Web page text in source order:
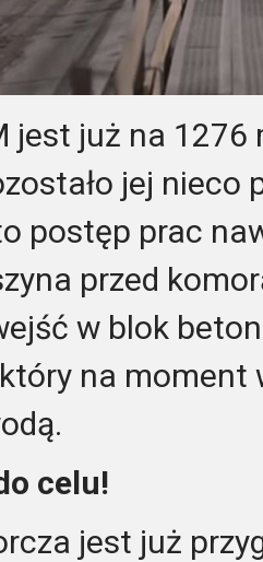
jest już na 1276
jej nieco
postęp prac
przed
w blok
na moment
celu!
jest już